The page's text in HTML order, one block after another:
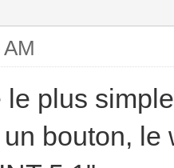
plus
bouton,